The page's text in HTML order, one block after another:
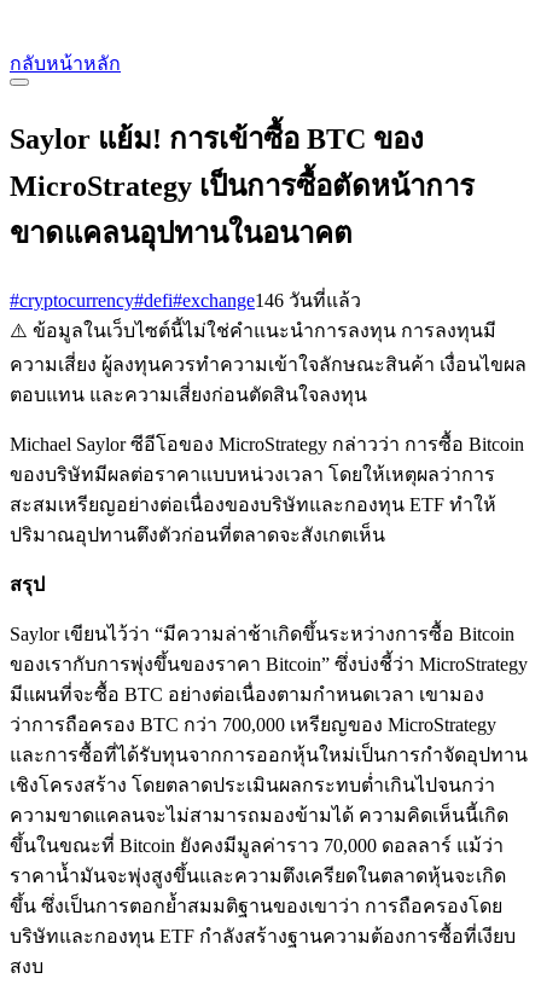
กลับหน้าหลัก
Saylor แย้ม! การเข้าซื้อ BTC ของ
MicroStrategy เป็นการซื้อตัดหน้าการ
ขาดแคลนอุปทานในอนาคต
#cryptocurrency#defi#exchange146 วันที่แล้ว
⚠️ ข้อมูลในเว็บไซต์นี้ไม่ใช่คำแนะนำการลงทุน การลงทุนมี
ความเสี่ยง ผู้ลงทุนควรทำความเข้าใจลักษณะสินค้า เงื่อนไขผล
ตอบแทน และความเสี่ยงก่อนตัดสินใจลงทุน
Michael Saylor ซีอีโอของ MicroStrategy กล่าวว่า การซื้อ Bitcoin
ของบริษัทมีผลต่อราคาแบบหน่วงเวลา โดยให้เหตุผลว่าการ
สะสมเหรียญอย่างต่อเนื่องของบริษัทและกองทุน ETF ทำให้
ปริมาณอุปทานตึงตัวก่อนที่ตลาดจะสังเกตเห็น
สรุป
Saylor เขียนไว้ว่า “มีความล่าช้าเกิดขึ้นระหว่างการซื้อ Bitcoin
ของเรากับการพุ่งขึ้นของราคา Bitcoin” ซึ่งบ่งชี้ว่า MicroStrategy
มีแผนที่จะซื้อ BTC อย่างต่อเนื่องตามกำหนดเวลา เขามอง
ว่าการถือครอง BTC กว่า 700,000 เหรียญของ MicroStrategy
และการซื้อที่ได้รับทุนจากการออกหุ้นใหม่เป็นการกำจัดอุปทาน
เชิงโครงสร้าง โดยตลาดประเมินผลกระทบต่ำเกินไปจนกว่า
ความขาดแคลนจะไม่สามารถมองข้ามได้ ความคิดเห็นนี้เกิด
ขึ้นในขณะที่ Bitcoin ยังคงมีมูลค่าราว 70,000 ดอลลาร์ แม้ว่า
ราคาน้ำมันจะพุ่งสูงขึ้นและความตึงเครียดในตลาดหุ้นจะเกิด
ขึ้น ซึ่งเป็นการตอกย้ำสมมติฐานของเขาว่า การถือครองโดย
บริษัทและกองทุน ETF กำลังสร้างฐานความต้องการซื้อที่เงียบ
สงบ